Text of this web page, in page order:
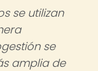
se utilizan
se
amplia de